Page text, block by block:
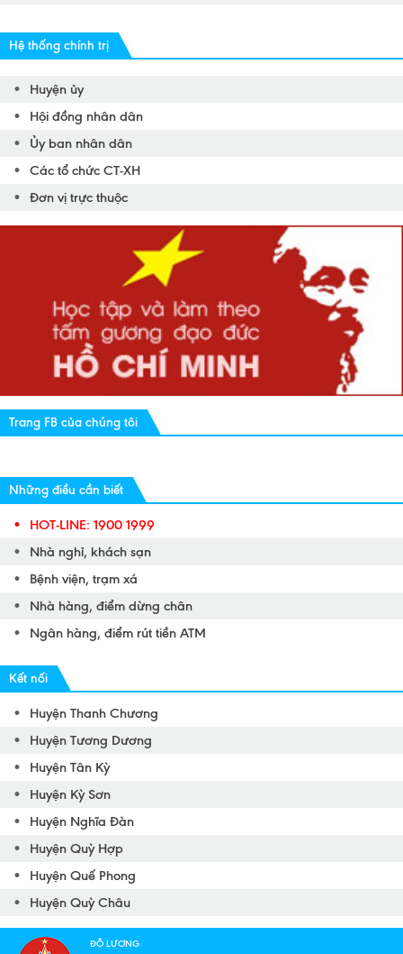
Hệ thống chính trị
Huyện ủy
Hội đồng nhân dân
Ủy ban nhân dân
Các tổ chức CT-XH
Đơn vị trực thuộc
Trang FB của chúng tôi
Những điều cần biết
HOT-LINE: 1900 1999
Nhà nghỉ, khách sạn
Bệnh viện, trạm xá
Nhà hàng, điểm dừng chân
Ngân hàng, điểm rút tiền ATM
Kết nối
Huyện Thanh Chương
Huyện Tương Dương
Huyện Tân Kỳ
Huyện Kỳ Sơn
Huyện Nghĩa Đàn
Huyện Quỳ Hợp
Huyện Quế Phong
Huyện Quỳ Châu
Huyện Nam Đàn
ĐÔ LƯƠNG